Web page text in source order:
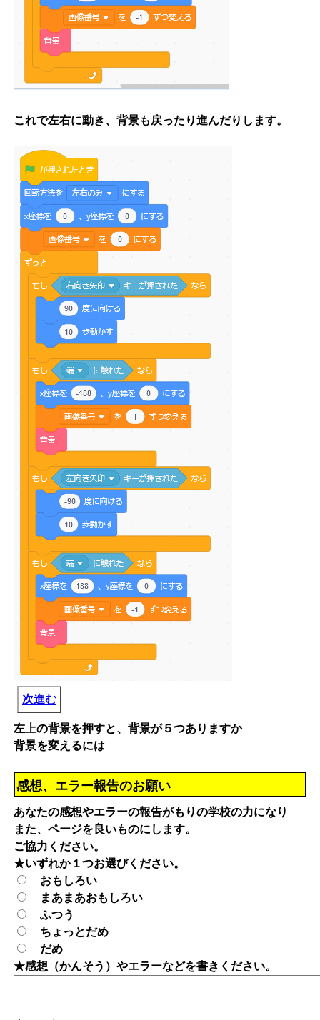
これで左右に動き、背景も戻ったり進んだりします。
次進む
左上の背景を押すと、背景が５つありますか
背景を変えるには
感想、エラー報告のお願い
あなたの感想やエラーの報告がもりの学校の力になり
また、ページを良いものにします。
ご協力ください。
★いずれか１つお選びください。
おもしろい
まあまあおもしろい
ふつう
ちょっとだめ
だめ
★感想（かんそう）やエラーなどを書きください。